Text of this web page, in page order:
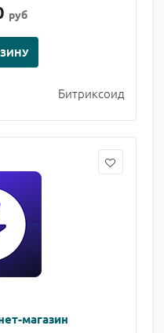
руб
Битриксоид
магазин